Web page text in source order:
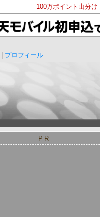
100万ポイント山分
プロフィール
PR